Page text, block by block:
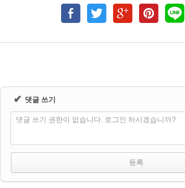
✔ 댓글 쓰기
댓글 쓰기 권한이 없습니다. 로그인 하시겠습니까?